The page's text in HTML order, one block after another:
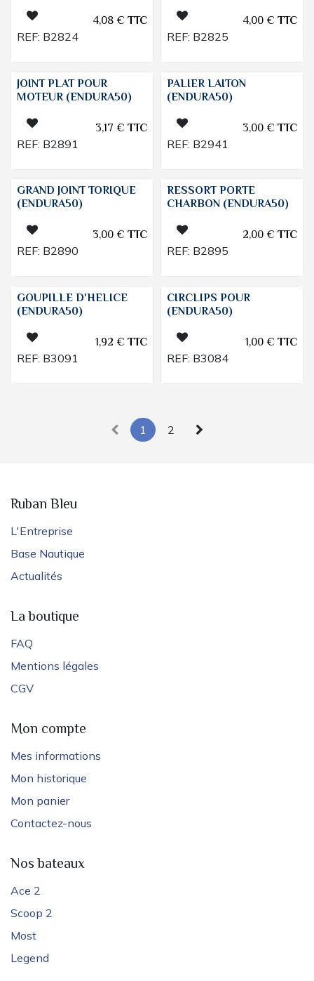
4,08€TTC
REF: B2824
4,00€TTC
REF: B2825
JOINT PLAT POUR
MOTEUR (ENDURA50)
3,17 €TTC
REF: B2891
PALIER LAITON
(ENDURA50)
3,00€TTC
REF: B2941
GRAND JOINT TORIQUE
(ENDURA50)
3,00€TTC
REF: B2890
RESSORT PORTE
CHARBON (ENDURA50)
2,00€TTC
REF: B2895
GOUPILLE D'HELICE
(ENDURA50)
1,92 €TTC
REF: B3091
CIRCLIPS POUR
(ENDURA50)
1,00€TTC
REF: B3084
1 2
Ruban Bleu
L'Entreprise
Base Nautique
Actualités
La boutique
FAQ
Mentions légales
CGV
Mon compte
Mes informations
Mon historique
Mon panier
Contactez-nous
Nos bateaux
Ace 2
Scoop 2
Most
Legend